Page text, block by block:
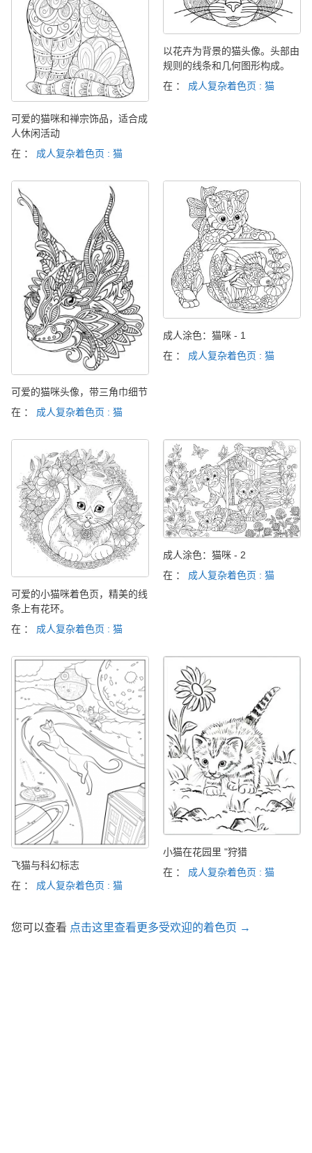
可爱的猫咪和禅宗饰品，适合成
人休闲活动
在 ： 成人复杂着色页 : 猫
以花卉为背景的猫头像。头部由
规则的线条和几何图形构成。
在 ： 成人复杂着色页 : 猫
可爱的猫咪头像，带三角巾细节
在 ： 成人复杂着色页 : 猫
成人涂色：猫咪 - 1
在 ： 成人复杂着色页 : 猫
可爱的小猫咪着色页，精美的线
条上有花环。
在 ： 成人复杂着色页 : 猫
成人涂色：猫咪 - 2
在 ： 成人复杂着色页 : 猫
飞猫与科幻标志
在 ： 成人复杂着色页 : 猫
小猫在花园里 "狩猎
在 ： 成人复杂着色页 : 猫
您可以查看 点击这里查看更多受欢迎的着色页 →